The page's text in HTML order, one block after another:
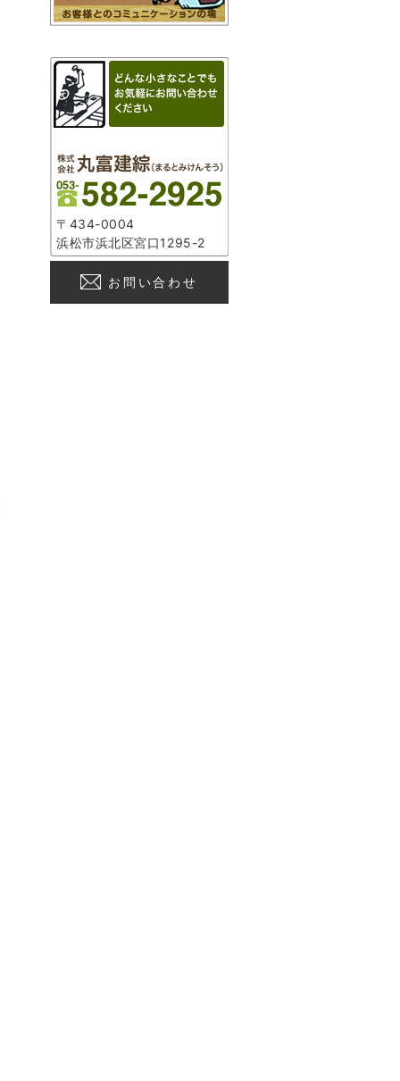
〒434-0004
浜松市浜北区宮口1295-2
お問い合わせ